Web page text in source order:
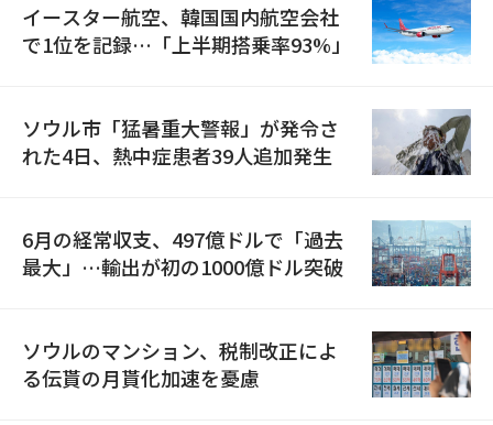
イースター航空、韓国国内航空会社
で1位を記録…「上半期搭乗率93%」
ソウル市「猛暑重大警報」が発令さ
れた4日、熱中症患者39人追加発生
6月の経常収支、497億ドルで「過去
最大」…輸出が初の1000億ドル突破
ソウルのマンション、税制改正によ
る伝貰の月貰化加速を憂慮